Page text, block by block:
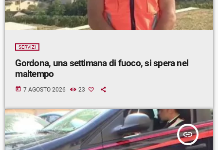
SERVIZI
Gordona, una settimana di fuoco, si spera nel
maltempo
today 7 AGOSTO 2026 23
insert_link